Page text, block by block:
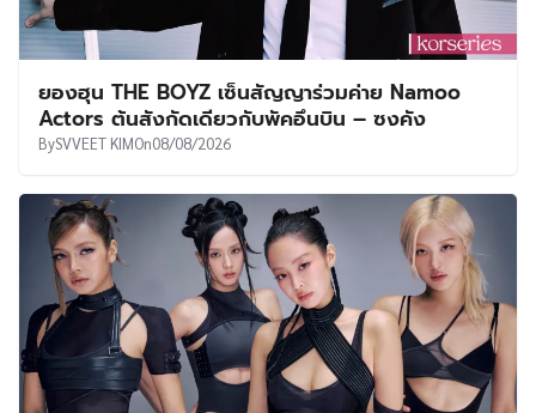
ยองฮุน THE BOYZ เซ็นสัญญาร่วมค่าย Namoo
Actors ต้นสังกัดเดียวกับพัคอึนบิน – ซงคัง
BySVVEET KIMOn08/08/2026